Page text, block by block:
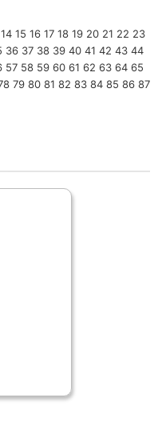
14 15 16 17 18 19 20 21 22 23
36 37 38 39 40 41 42 43 44
57 58 59 60 61 62 63 64 65
79 80 81 82 83 84 85 86 87